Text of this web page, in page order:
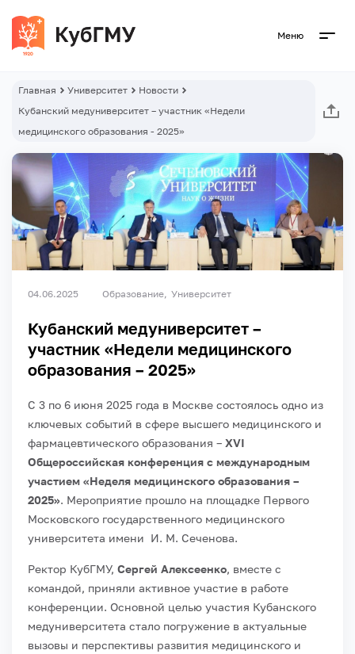
Меню
Главная Университет
Новости
Кубанский медуниверситет – участник «Недели
медицинского образования - 2025»
04.06.2025 Образование Университет
Кубанский медуниверситет –
участник «Недели медицинского
образования – 2025»
С 3 по 6 июня 2025 года в Москве состоялось одно из
ключевых событий в сфере высшего медицинского и
фармацевтического образования – XVI
Общероссийская конференция с международным
участием «Неделя медицинского образования –
2025». Мероприятие прошло на площадке Первого
Московского государственного медицинского
университета имени И. М. Сеченова.
Ректор КубГМУ, Сергей Алексеенко, вместе с
командой, приняли активное участие в работе
конференции. Основной целью участия Кубанского
медуниверситета стало погружение в актуальные
вызовы и перспективы развития медицинского и